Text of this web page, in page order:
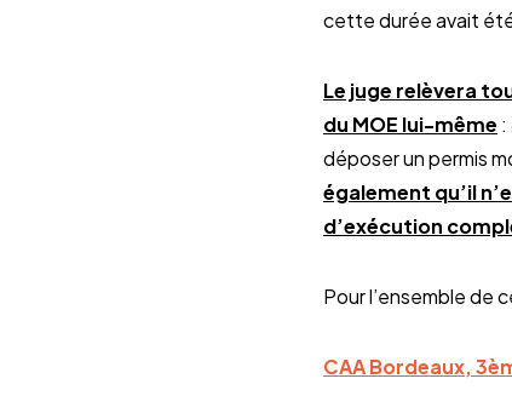
cette durée avait
Le juge relèvera
du MOE lui-même :
déposer un permis
également qu’il
d’exécution
Pour l’ensemble de
CAA Bordeaux,